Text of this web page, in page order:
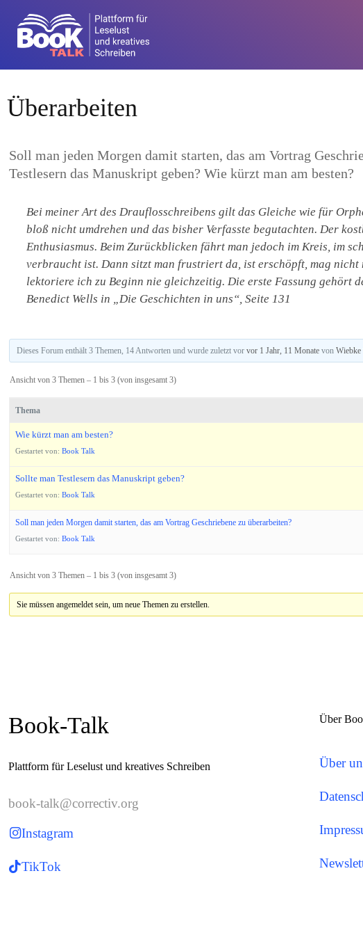
Überarbeiten
Soll man jeden Morgen damit starten, das am Vortrag
Testlesern das Manuskript geben? Wie kürzt man am besten?
Bei meiner Art des Drauflosschreibens gilt das Gleiche wie für
bloß nicht umdrehen und das bisher Verfasste begutachten. Der
Enthusiasmus. Beim Zurückblicken fährt man jedoch im Kreis, im
verbraucht ist. Dann sitzt man frustriert da, ist erschöpft, mag nicht
lektoriere ich zu Beginn nie gleichzeitig. Die erste Fassung gehört
Benedict Wells in „Die Geschichten in uns“, Seite 131
Dieses Forum enthält 3 Themen, 14 Antworten und wurde zuletzt vor vor 1 Jahr, 11 Monatevon Wiebke
Ansicht von 3 Themen – 1 bis 3 (von insgesamt 3)
Thema
Wie kürzt man am besten?
Gestartet von:Book Talk
Sollte man Testlesern das Manuskript geben?
Gestartet von:Book Talk
Soll man jeden Morgen damit starten, das am Vortrag Geschriebene zu überarbeiten?
Gestartet von:Book Talk
Ansicht von 3 Themen – 1 bis 3 (von insgesamt 3)
Sie müssen angemeldet sein, um neue Themen zu erstellen.
Book-Talk
Plattform für Leselust und kreatives Schreiben
book-talk@correctiv.org
Instagram
TikTok
Über
Über